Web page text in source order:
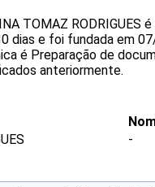
TOMAZ RODRIGUES é
dias e foi fundada em
é Preparação de
anteriormente.
-